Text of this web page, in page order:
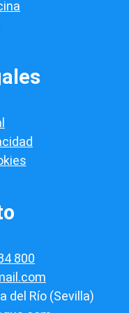
800
del Río (Sevilla)